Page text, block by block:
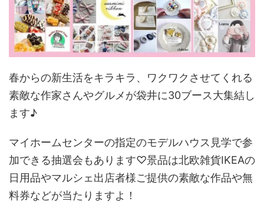
春からの新生活をキラキラ、ワクワクさせてくれる
素敵な作家さんやグルメが袋井に30ブース大集結し
ます♪
マイホームセンターの指定のモデルハウス見学で参
加できる抽選会もあります♡景品は北欧雑貨IKEAの
日用品やマルシェ出店者様ご提供の素敵な作品や無
料券などが当たりますよ！